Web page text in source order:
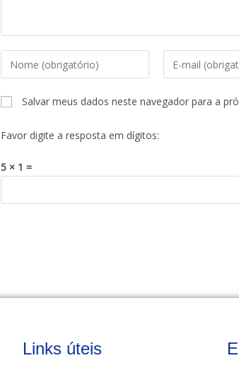
Salvar meus dados neste navegador para a
Favor digite a resposta em dígitos:
5 × 1 =
Links úteis